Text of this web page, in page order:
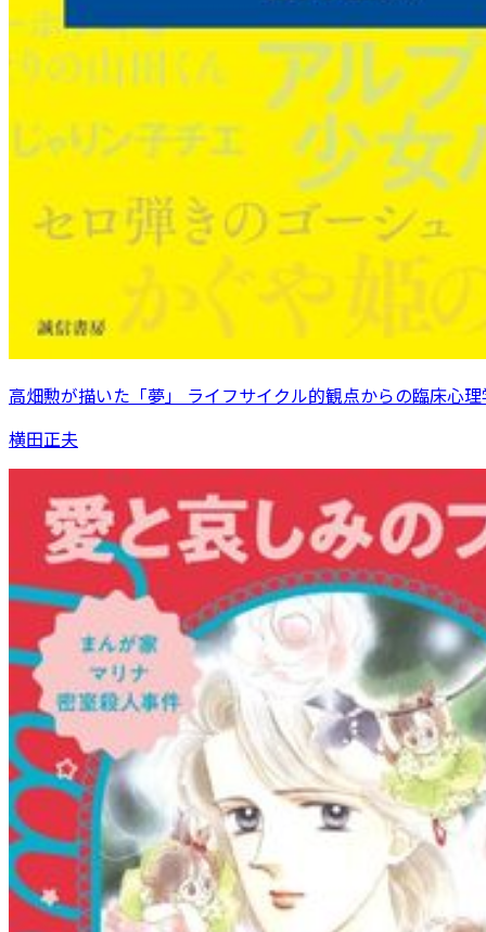
高畑勲が描いた「夢」 ライフサイクル的観点からの臨床心
横田正夫